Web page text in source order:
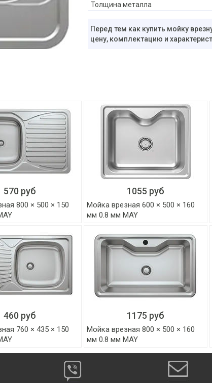
Толщина металла
Перед тем как купить мойку
цену, комплектацию и
570 руб
800 × 500 × 150
1055 руб
Мойка врезная 600 × 500 × 160
мм 0.8 мм MAY
460 руб
760 × 435 × 150
1175 руб
Мойка врезная 800 × 500 × 160
мм 0.8 мм MAY